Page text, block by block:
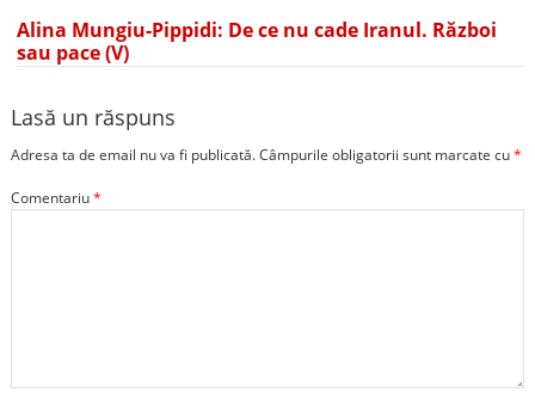
Alina Mungiu-Pippidi: De ce nu cade Iranul. Război
sau pace (V)
Lasă un răspuns
Adresa ta de email nu va fi publicată.Câmpurile obligatorii sunt marcate cu*
Comentariu*